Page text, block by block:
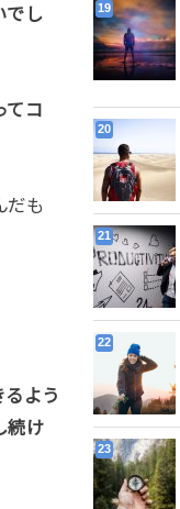
でし
てコ
だも
よう
続け